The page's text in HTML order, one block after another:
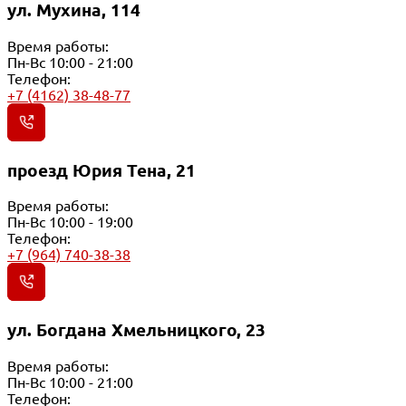
ул. Мухина, 114
Время работы:
Пн-Вс 10:00 - 21:00
Телефон:
+7 (4162) 38-48-77
проезд Юрия Тена, 21
Время работы:
Пн-Вс 10:00 - 19:00
Телефон:
+7 (964) 740-38-38
ул. Богдана Хмельницкого, 23
Время работы:
Пн-Вс 10:00 - 21:00
Телефон: